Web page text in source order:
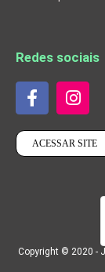
Redes sociais
ACESSAR SITE
Copyright © 2020 -